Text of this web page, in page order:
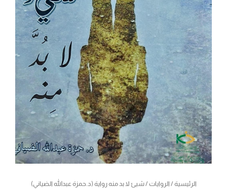
الرئيسية/ الروايات / شيئ لا بد منه رواية (د.حمزة عبدالله الضياني)